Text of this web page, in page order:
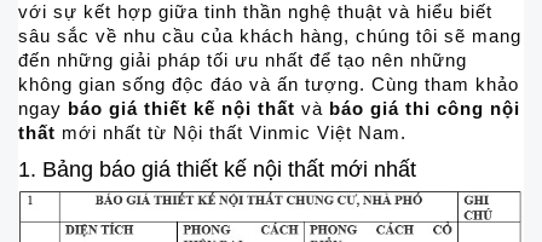
với sự kết hợp giữa tinh thần nghệ thuật và hiểu biết
sâu sắc về nhu cầu của khách hàng, chúng tôi sẽ mang
đến những giải pháp tối ưu nhất để tạo nên những
không gian sống độc đáo và ấn tượng. Cùng tham khảo
ngay báo giá thiết kế nội thất và báo giá thi công nội
thất mới nhất từ Nội thất Vinmic Việt Nam.
1. Bảng báo giá thiết kế nội thất mới nhất